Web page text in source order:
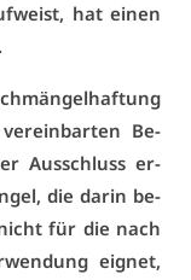
hat ei­nen
Be­
Aus­schluss er­
die dar­in be­
für die nach
eig­net,